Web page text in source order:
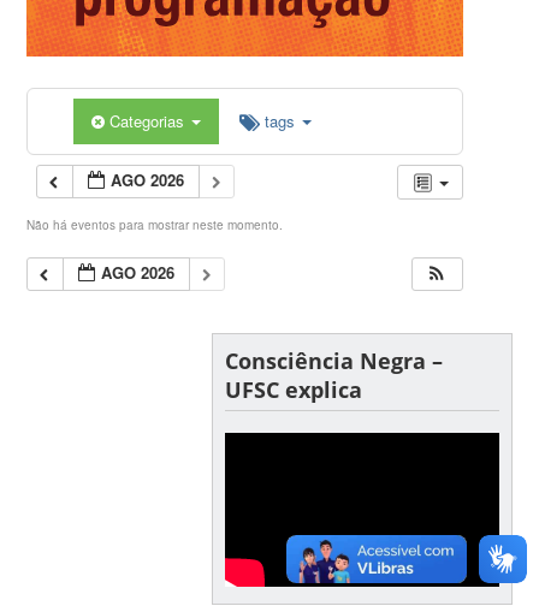
Categorias tags
AGO 2026
Não há eventos para mostrar neste momento.
AGO 2026
Consciência Negra –
UFSC explica